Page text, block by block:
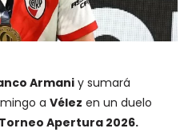
Armaniy sumará
aVélez en un duelo
Torneo Apertura 2026.